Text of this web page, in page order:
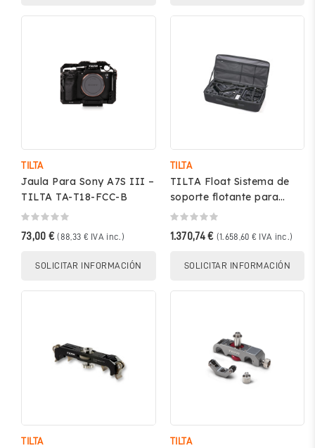
TILTA
Jaula Para Sony A7S III –
TILTA TA-T18-FCC-B
73,00 € (88,33 € IVA inc.)
SOLICITAR INFORMACIÓN
TILTA
TILTA Float Sistema de
soporte flotante para
gimbal – GSS-T01-V
1.370,74 € (1.658,60 € IVA inc.)
SOLICITAR INFORMACIÓN
TILTA TILTA